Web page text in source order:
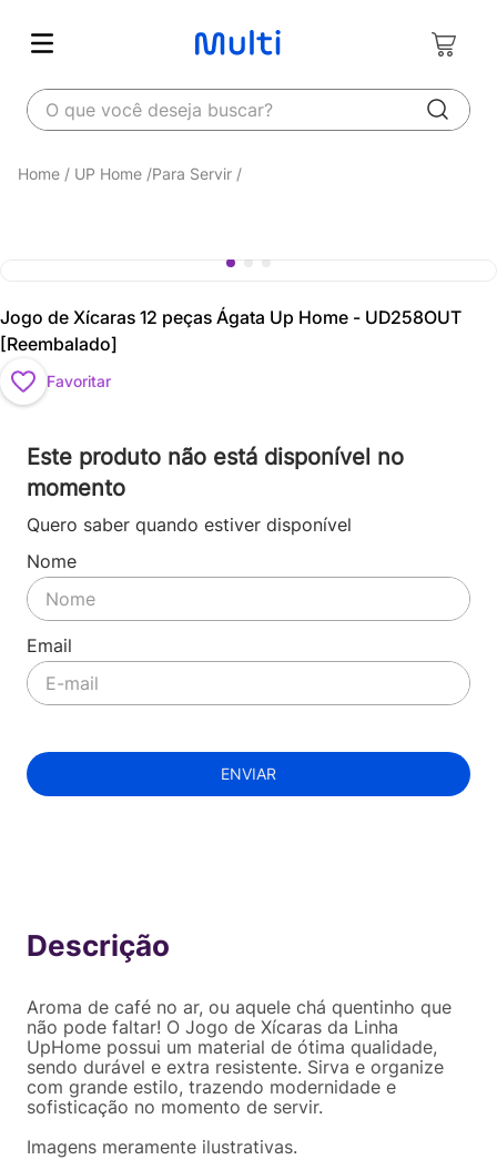
O que você deseja buscar?
UP Home Para Servir
Jogo de Xícaras 12 peças Ágata Up Home - UD258OUT
[Reembalado]
Favoritar
Este produto não está disponível no
momento
Quero saber quando estiver disponível
ENVIAR
Aroma de café no ar, ou aquele chá quentinho que
não pode faltar! O Jogo de Xícaras da Linha
UpHome possui um material de ótima qualidade,
sendo durável e extra resistente. Sirva e organize
com grande estilo, trazendo modernidade e
sofisticação no momento de servir.
Imagens meramente ilustrativas.